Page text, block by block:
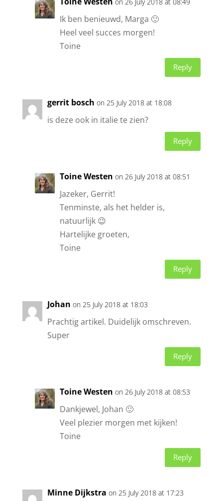
Ik ben benieuwd, Marga 🙂
Heel veel succes morgen!
Toine
Reply
gerrit bosch on 25 July 2018 at 18:08
is deze ook in italie te zien?
Reply
Toine Westen on 26 July 2018 at 08:51
Jazeker, Gerrit!
Tenminste, als het helder is,
natuurlijk 😉
Hartelijke groeten,
Toine
Reply
Johan on 25 July 2018 at 18:03
Prachtig artikel. Duidelijk omschreven.
Super
Reply
Toine Westen on 26 July 2018 at 08:53
Dankjewel, Johan 🙂
Veel plezier morgen met kijken!
Toine
Reply
Minne Dijkstra on 25 July 2018 at 17:23